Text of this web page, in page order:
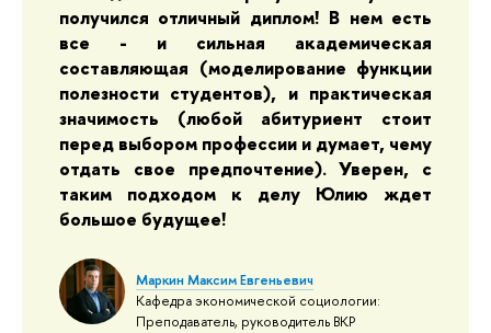
получился отличный диплом! В нем есть
все - и сильная академическая
составляющая (моделирование функции
полезности студентов), и практическая
значимость (любой абитуриент стоит
перед выбором профессии и думает, чему
отдать свое предпочтение). Уверен, с
таким подходом к делу Юлию ждет
большое будущее!
Маркин Максим Евгеньевич
Кафедра экономической социологии:
Преподаватель, руководитель ВКР